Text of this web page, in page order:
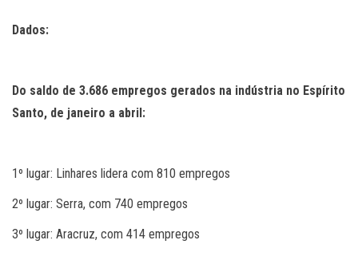
Dados:
Do saldo de 3.686 empregos gerados na indústria no Espírito
Santo, de janeiro a abril:
1º lugar: Linhares lidera com 810 empregos
2º lugar: Serra, com 740 empregos
3º lugar: Aracruz, com 414 empregos